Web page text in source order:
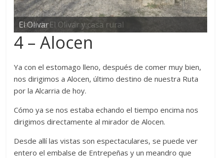
Calle de El Olivar y casa rural
4 – Alocen
Ya con el estomago lleno, después de comer muy bien,
nos dirigimos a Alocen, último destino de nuestra Ruta
por la Alcarria de hoy.
Cómo ya se nos estaba echando el tiempo encima nos
dirigimos directamente al mirador de Alocen.
Desde allí las vistas son espectaculares, se puede ver
entero el embalse de Entrepeñas y un meandro que